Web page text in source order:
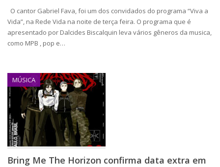
O cantor Gabriel Fava, foi um dos convidados do programa “Viva a
Vida”, na Rede Vida na noite de terça feira. O programa que é
apresentado por Dalcides Biscalquin leva vários gêneros da musica,
como MPB , pop e…
MÚSICA
Bring Me The Horizon confirma data extra em